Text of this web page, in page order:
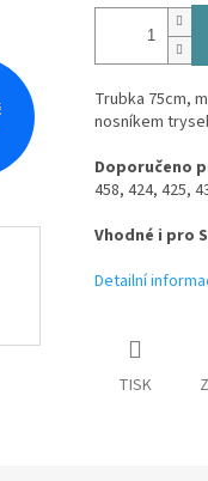
Trubka 75cm,
nosníkem
Doporučeno
458, 424, 425,
Vhodné i pro
Detailní
TISK